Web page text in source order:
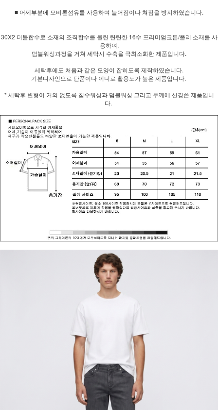
■ 어께부분에 모비론섬유를 사용하여 늘어짐이나 쳐짐을 방지하였습니다.
30X2 더블합수로 소재의 조직합수를 올린 탄탄한 16수 프리미엄코튼/폴리 소재를 사
용하여,
덤블워싱과정을 거쳐 세탁시 수축을 극최소화한 제품입니다.
세탁후에도 처음과 같은 모양이 잡히도록 제작하였습니다.
기본디자인으로 단품이나 이너로 활용도가 높은 제품입니다.
* 세탁후 변형이 거의 없도록 침수워싱과 덤블워싱 그리고 두께에 신경쓴 제품입니
다.